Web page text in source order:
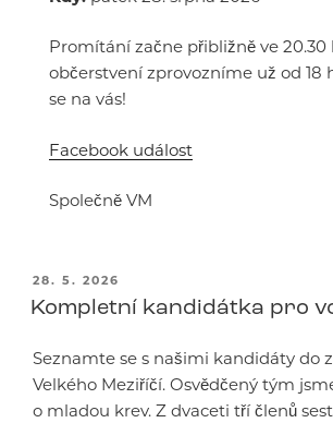
Promítání začne přibližně ve 20.30
občerstvení zprovozníme už od 18
se na vás!
Facebook událost
Společně VM
PUBLIKOVÁNO
28. 5. 2026
Kompletní kandidátka pro
Seznamte se s našimi kandidáty do
Velkého Meziříčí. Osvědčený tým
o mladou krev. Z dvaceti tří členů